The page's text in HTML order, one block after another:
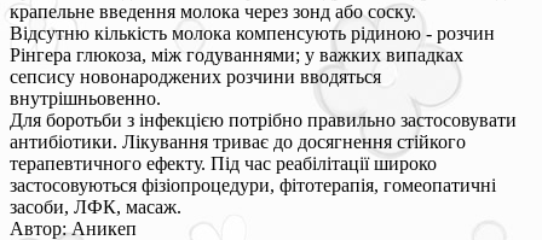
крапельне введення молока через зонд або соску.
Відсутню кількість молока компенсують рідиною - розчин
Рінгера глюкоза, між годуваннями; у важких випадках
сепсису новонароджених розчини вводяться
внутрішньовенно.
Для боротьби з інфекцією потрібно правильно застосовувати
антибіотики. Лікування триває до досягнення стійкого
терапевтичного ефекту. Під час реабілітації широко
застосовуються фізіопроцедури, фітотерапія, гомеопатичні
засоби, ЛФК, масаж.
Автор: Аникеп